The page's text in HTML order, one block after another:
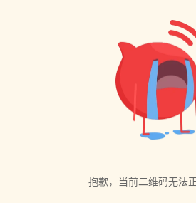
抱歉，当前二维码无法